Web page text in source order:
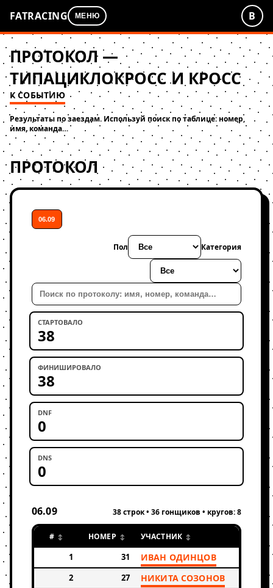
FATRACING МЕНЮ В
ПРОТОКОЛ —
ТИПАЦИКЛОКРОСС И КРОСС
К СОБЫТИЮ
Результаты по заездам. Используй поиск по таблице: номер,
имя, команда…
ПРОТОКОЛ
06.09
Пол Категория
Поиск
СТАРТОВАЛО
38
ФИНИШИРОВАЛО
38
DNF
0
DNS
0
06.09 38 строк • 36 гонщиков • кругов: 8
# НОМЕР УЧАСТНИК
1 31 ИВАН ОДИНЦОВ
2 27 НИКИТА СОЗОНОВ